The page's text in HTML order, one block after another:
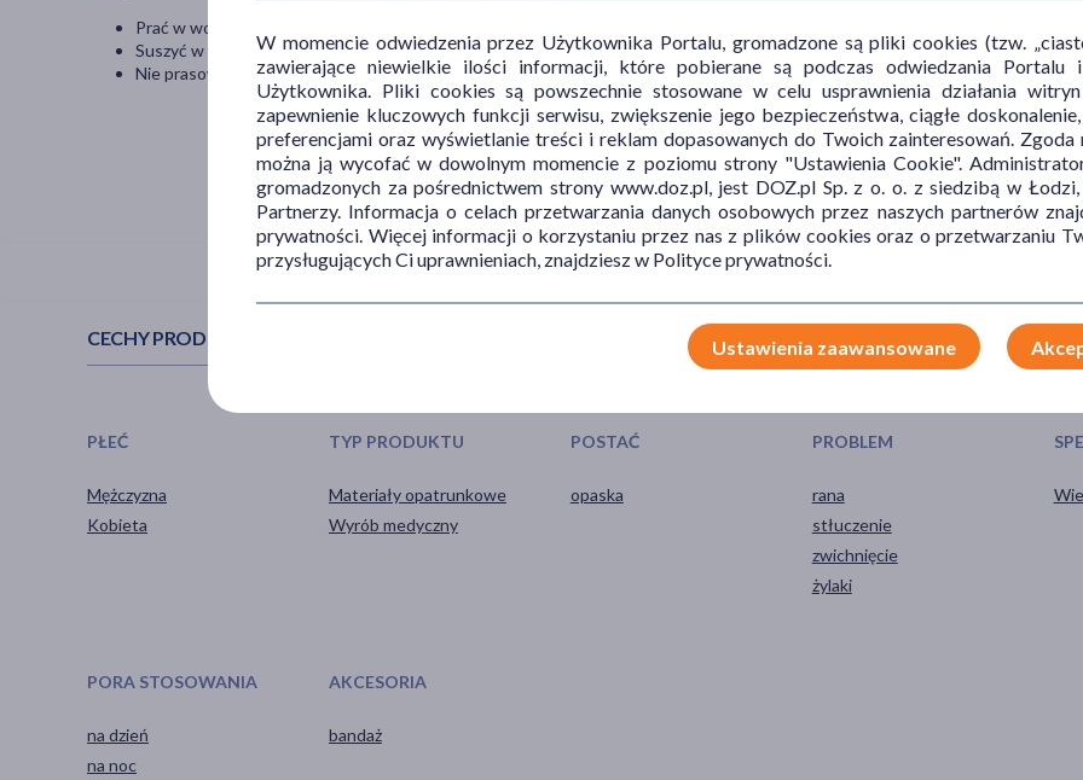
Prać w wodzie w temp. 40°C z dodatkiem środków piorących dla włókien syntetycznych.
Suszyć w stanie luźnym.
Nie prasować.
CECHY PRODUKTU
PŁEĆ
Mężczyzna
Kobieta
TYP PRODUKTU
Materiały opatrunkowe
Wyrób medyczny
POSTAĆ
opaska
PROBLEM
rana
stłuczenie
zwichnięcie
żylaki
PORA STOSOWANIA
na dzień
na noc
AKCESORIA
bandaż
W momencie odwiedzenia przez Użytkownika Portalu, gromadzone są pliki cookies (tzw.
zawierające niewielkie ilości informacji, które pobierane są podczas odwiedzania Portalu
Użytkownika. Pliki cookies są powszechnie stosowane w celu usprawnienia działania
zapewnienie kluczowych funkcji serwisu, zwiększenie jego bezpieczeństwa, ciągłe
preferencjami oraz wyświetlanie treści i reklam dopasowanych do Twoich zainteresowań.
można ją wycofać w dowolnym momencie z poziomu strony "Ustawienia Cookie".
gromadzonych za pośrednictwem strony www.doz.pl, jest DOZ.pl Sp. z o. o. z siedzibą w
Partnerzy. Informacja o celach przetwarzania danych osobowych przez naszych partnerów
prywatności. Więcej informacji o korzystaniu przez nas z plików cookies oraz o przetwarzaniu
przysługujących Ci uprawnieniach, znajdziesz w Polityce prywatności.
Ustawienia zaawansowane